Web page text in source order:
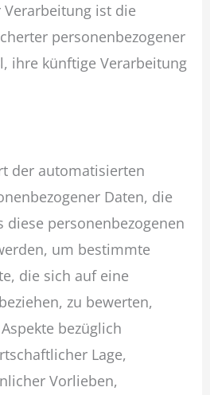
ist die
personenbezogener
ihre künftige Verarbeitung
der automatisierten
Daten, die
diese personenbezogenen
um bestimmte
die sich auf eine
zu bewerten,
bezüglich
Lage,
Vorlieben,